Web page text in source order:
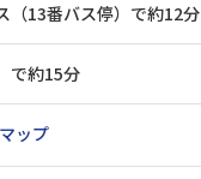
（13番バス停）で約12分
で約15分
ップ